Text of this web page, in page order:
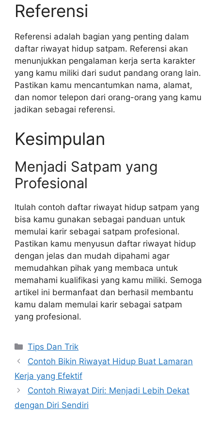
Referensi
Referensi adalah bagian yang penting dalam
daftar riwayat hidup satpam. Referensi akan
menunjukkan pengalaman kerja serta karakter
yang kamu miliki dari sudut pandang orang lain.
Pastikan kamu mencantumkan nama, alamat,
dan nomor telepon dari orang-orang yang kamu
jadikan sebagai referensi.
Kesimpulan
Menjadi Satpam yang
Profesional
Itulah contoh daftar riwayat hidup satpam yang
bisa kamu gunakan sebagai panduan untuk
memulai karir sebagai satpam profesional.
Pastikan kamu menyusun daftar riwayat hidup
dengan jelas dan mudah dipahami agar
memudahkan pihak yang membaca untuk
memahami kualifikasi yang kamu miliki. Semoga
artikel ini bermanfaat dan berhasil membantu
kamu dalam memulai karir sebagai satpam
yang profesional.
Categories
Tips Dan Trik
Contoh Bikin Riwayat Hidup Buat Lamaran
Kerja yang Efektif
Contoh Riwayat Diri: Menjadi Lebih Dekat
dengan Diri Sendiri